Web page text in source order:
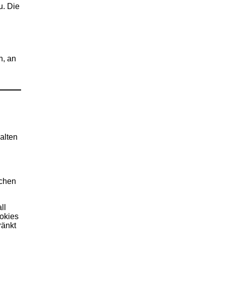
Die
an